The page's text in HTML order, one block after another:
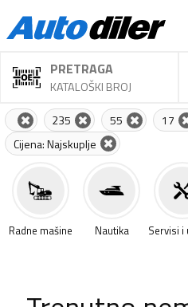
PRETRAGA
KATALOŠKI BROJ
235 55
17
Cijena: Najskuplje
Radne mašine Nautika Servisi i